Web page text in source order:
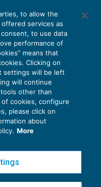
le
S.p.A.v2.32.4
to allow the
services as
to use data
performance of
means that
Clicking on
settings will be left
will continue
other than
cookies, configure
please click on
about
More